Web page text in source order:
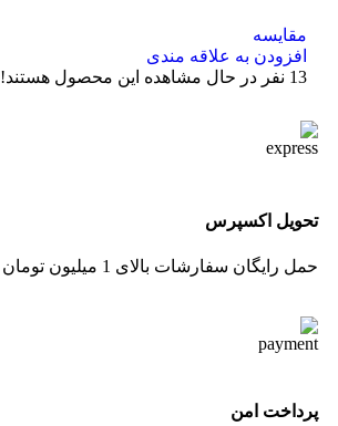
مقایسه
افزودن به علاقه مندی
13 نفر در حال مشاهده این محصول هستند!
تحویل اکسپرس
حمل رایگان سفارشات بالای 1 میلیون تومان
پرداخت امن